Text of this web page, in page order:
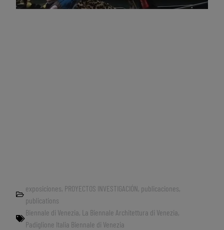
exposiciones, PROYECTOS INVESTIGACIÓN, publicaciones,
publications
Biennale di Venezia, La Biennale Architettura di Venezia,
Padiglione Italia Biennale di Venezia